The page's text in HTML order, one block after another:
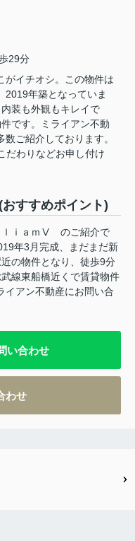
29分
イチオシ。この物件は
2019年築となっていま
装も外観もキレイで
です。ミライアン不動
ご紹介しております。
だわりなどお申し付け
すすめポイント)
ｌｉａｍⅤ のご紹介で
年3月完成、まだまだ新
の物件となり、徒歩9分
線東船橋近くで賃貸物件
イアン不動産にお問い合
い合わせ
わせ